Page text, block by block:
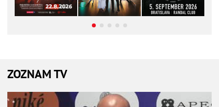
ZOZNAM TV